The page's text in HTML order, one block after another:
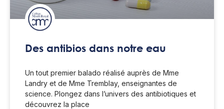
Des antibios dans notre eau
Un tout premier balado réalisé auprès de Mme
Landry et de Mme Tremblay, enseignantes de
science. Plongez dans l’univers des antibiotiques et
découvrez la place